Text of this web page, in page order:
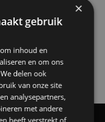
E2 (tijdelijk) net zo goedkoop
Ioniq 6 rijdt tot 680
goedkoper
×
gebruik
inhoud en
en om ons
delen ook
van onze site
analysepartners,
met andere
heeft verstrekt of